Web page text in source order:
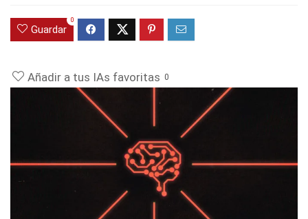
Guardar
0
Añadir a tus IAs favoritas 0